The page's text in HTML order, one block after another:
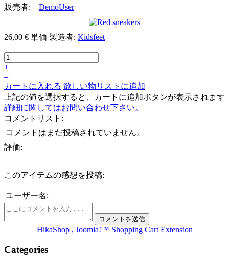
販売者: DemoUser
26,00 € 単価 製造者: Kidsfeet
+
–
カートに入れる 欲しい物リストに追加
上記の値を選択すると、カートに追加ボタンが表示されます
詳細に関してはお問い合わせ下さい。
コメントリスト:
コメントはまだ投稿されていません。
評価:
このアイテムの感想を投稿:
ユーザー名:
HikaShop , Joomla!™ Shopping Cart Extension
Categories